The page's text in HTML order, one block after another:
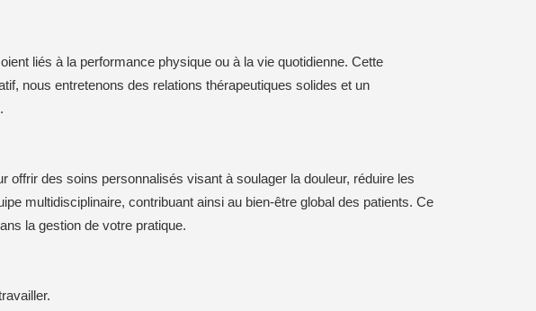
liés à la performance physique ou à la vie quotidienne. Cette
nous entretenons des relations thérapeutiques solides et un
des soins personnalisés visant à soulager la douleur, réduire les
multidisciplinaire, contribuant ainsi au bien-être global des patients. Ce
la gestion de votre pratique.